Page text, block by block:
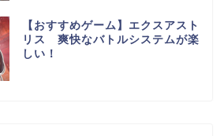
【おすすめゲーム】エクスアスト
リス 爽快なバトルシステムが楽
しい！